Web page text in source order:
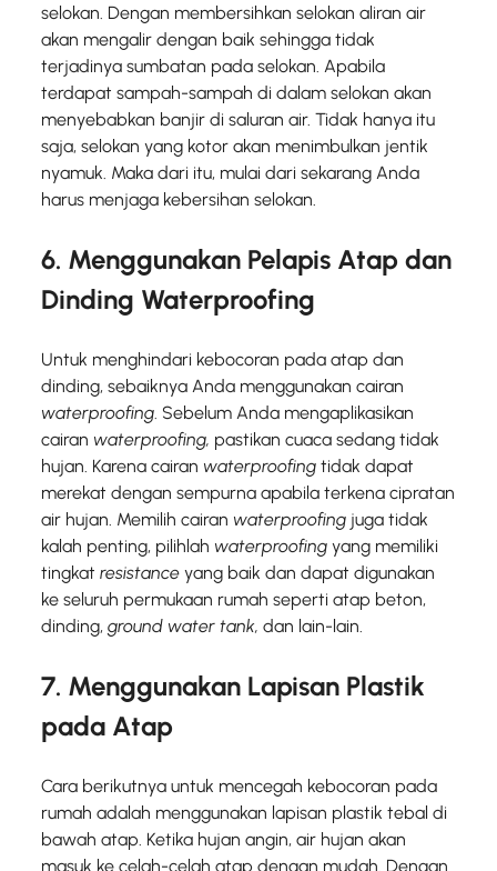
selokan. Dengan membersihkan selokan aliran air
akan mengalir dengan baik sehingga tidak
terjadinya sumbatan pada selokan. Apabila
terdapat sampah-sampah di dalam selokan akan
menyebabkan banjir di saluran air. Tidak hanya itu
saja, selokan yang kotor akan menimbulkan jentik
nyamuk. Maka dari itu, mulai dari sekarang Anda
harus menjaga kebersihan selokan.
6. Menggunakan Pelapis Atap dan
Dinding Waterproofing
Untuk menghindari kebocoran pada atap dan
dinding, sebaiknya Anda menggunakan cairan
waterproofing. Sebelum Anda mengaplikasikan
cairan waterproofing, pastikan cuaca sedang tidak
hujan. Karena cairan waterproofingtidak dapat
merekat dengan sempurna apabila terkena cipratan
air hujan. Memilih cairan waterproofing juga tidak
kalah penting, pilihlah waterproofingyang memiliki
tingkatresistance yang baik dan dapat digunakan
ke seluruh permukaan rumah seperti atap beton,
dinding,ground water tank,dan lain-lain.
7. Menggunakan Lapisan Plastik
pada Atap
Cara berikutnya untuk mencegah kebocoran pada
rumah adalah menggunakan lapisan plastik tebal di
bawah atap. Ketika hujan angin, air hujan akan
masuk ke celah-celah atap dengan mudah. Dengan